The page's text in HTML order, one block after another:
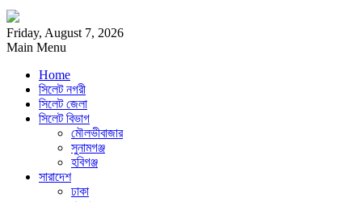
Friday, August 7, 2026
Main Menu
Home
সিলেট নগরী
সিলেট জেলা
সিলেট বিভাগ
মৌলভীবাজার
সুনামগঞ্জ
হবিগঞ্জ
সারাদেশ
ঢাকা